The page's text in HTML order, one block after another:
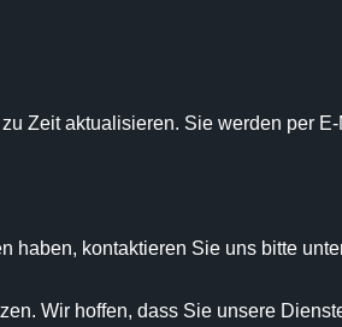
Zeit aktualisieren. Sie werden per
haben, kontaktieren Sie uns bitte
Wir hoffen, dass Sie unsere